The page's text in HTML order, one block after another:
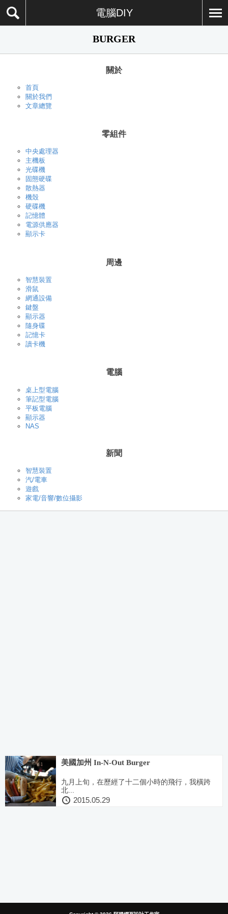
電腦DIY
BURGER
關於
首頁
關於我們
文章總覽
零組件
中央處理器
主機板
光碟機
固態硬碟
散熱器
機殼
硬碟機
記憶體
電源供應器
顯示卡
周邊
智慧裝置
滑鼠
網通設備
鍵盤
顯示器
隨身碟
記憶卡
讀卡機
電腦
桌上型電腦
筆記型電腦
平板電腦
顯示器
NAS
新聞
智慧裝置
汽/電車
遊戲
家電/音響/數位攝影
美國加州 In-N-Out Burger
九月上旬，在歷經了十二個小時的飛行，我橫跨
北...
2015.05.29